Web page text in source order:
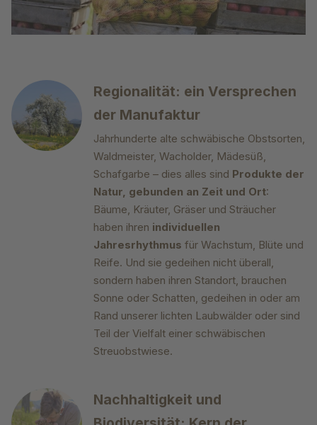
Regionalität: ein Versprechen
der Manufaktur
Jahrhunderte alte schwäbische Obstsorten,
Waldmeister, Wacholder, Mädesüß,
Schafgarbe – dies alles sind Produkte der
Natur, gebunden an Zeit und Ort:
Bäume, Kräuter, Gräser und Sträucher
haben ihren individuellen
Jahresrhythmus für Wachstum, Blüte und
Reife. Und sie gedeihen nicht überall,
sondern haben ihren Standort, brauchen
Sonne oder Schatten, gedeihen in oder am
Rand unserer lichten Laubwälder oder sind
Teil der Vielfalt einer schwäbischen
Streuobstwiese.
Nachhaltigkeit und